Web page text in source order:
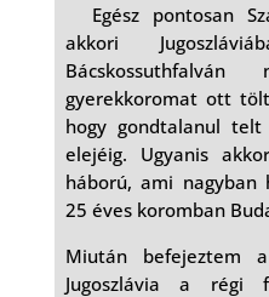
Egész pontosan
akkori
gyerekkoromat ott
hogy gondtalanul telt
elejéig. Ugyanis
háború, ami nagyban
25 éves koromban
Miután befejeztem
Jugoszlávia a régi